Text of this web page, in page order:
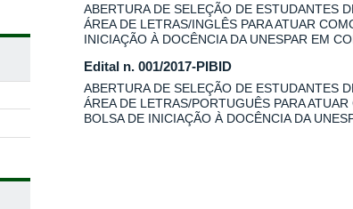
ABERTURA DE SELEÇÃO DE ESTUDANTES
ÁREA DE LETRAS/INGLÊS PARA ATUAR
INICIAÇÃO À DOCÊNCIA DA UNESPAR EM
Edital n. 001/2017-PIBID
ABERTURA DE SELEÇÃO DE ESTUDANTES
ÁREA DE LETRAS/PORTUGUÊS PARA
BOLSA DE INICIAÇÃO À DOCÊNCIA DA